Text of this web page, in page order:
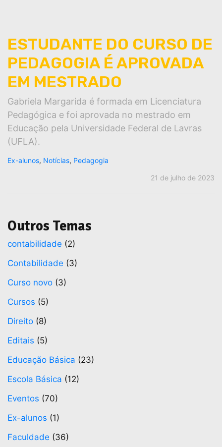
ESTUDANTE DO CURSO DE
PEDAGOGIA É APROVADA
EM MESTRADO
Gabriela Margarida é formada em Licenciatura
Pedagógica e foi aprovada no mestrado em
Educação pela Universidade Federal de Lavras
(UFLA).
Ex-alunos, Notícias, Pedagogia
21 de julho de 2023
Outros Temas
contabilidade (2)
Contabilidade (3)
Curso novo (3)
Cursos (5)
Direito (8)
Editais (5)
Educação Básica (23)
Escola Básica (12)
Eventos (70)
Ex-alunos (1)
Faculdade (36)